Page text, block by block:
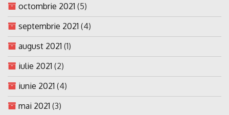
octombrie 2021 (5)
septembrie 2021 (4)
august 2021 (1)
iulie 2021 (2)
iunie 2021 (4)
mai 2021 (3)